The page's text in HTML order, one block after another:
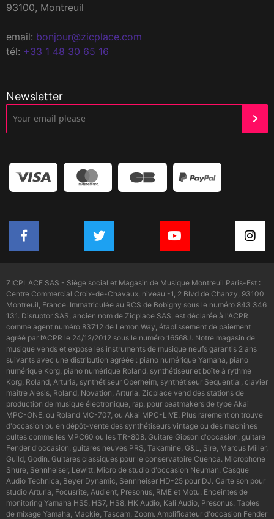
93100, Montreuil
email: bonjour@zicplace.com
tél: +33 1 48 30 65 16
Newsletter
ZICPLACE SAS - Siège social et Magasin de Musique Montreuil Paris-Est :
Centre Commercial Croix-de-Chavaux, niveau -1, 2 Blvd de Chanzy, 93100
Montreuil, France. Immatriculée au RCS de Bobigny sous le numéro 843 346
131. Disruptor SAS, ancien nom de Zicplace SAS, est déclarée à l'ACPR
comme agent numéro 83712 de Lemon Way, établissement de paiement
agréé par l’ACPR le 24/12/2012 sous le numéro 16568J. Notre magasin de
musique vends et expose les instruments de musique neufs garantis 2 ans
suivants avec une distribution agréée : piano numérique Yamaha, piano
numérique Korg, piano numérique Roland, synthétiseur et boîte à rythme
Korg, Roland, Arturia, synthétiseur Oberheim, synthétiseur Sequential, clavier
maître Alesis, Roland, Novation, Arturia. Zicplace vend des stations de
production de musique électronique, rap, pour beatmakers de type Akai
MPC-ONE, ou Roland MC-707, ou Akai MPC-LIVE. Plus rarement on trouve
d'occasion ou en dépôt-vente des synthétiseurs vintage ou des machines
cultes comme les MPC60 ou les TR-808. Guitare Gibson d'occasion, guitare
Fender d'occasion, guitares neuves PRS, Takamine, G&L, Sire, Marcus Miller,
Guild, Godin. Guitares classiques pour le conservatoire Cuenca. Microphone
Shure, Sennheiser, Lewitt. Micro de studio d'occasion Neuman. Casque
Audio Technica, Beyer Dynamic, Sennheiser HD-25 pour DJ. Carte son pour
studio Arturia, Focusrite, Audient, Presonus, RME et Motu. Enceintes de
monitoring Yamaha HS5, HS7, HS8, HK Audio, Kali Audio, Presonus. Tables
de mixage Yamaha, Mackie, Tascam, Zoom. Amplificateur d'occasion Fender